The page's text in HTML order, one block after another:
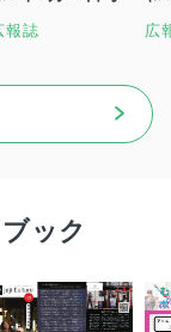
報誌 広
ック